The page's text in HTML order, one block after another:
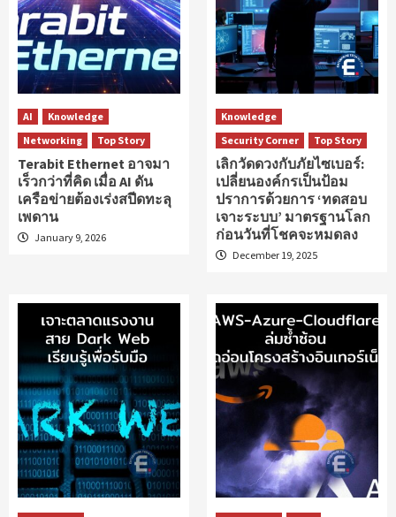
AI
Knowledge
Networking
Top Story
Terabit Ethernet อาจมา
เร็วกว่าที่คิด เมื่อ AI ดัน
เครือข่ายต้องเร่งสปีดทะลุ
เพดาน
January 9, 2026
Knowledge
Security Corner
Top Story
เลิกวัดดวงกับภัยไซเบอร์:
เปลี่ยนองค์กรเป็นป้อม
ปราการด้วยการ ‘ทดสอบ
เจาะระบบ’ มาตรฐานโลก
ก่อนวันที่โชคจะหมดลง
December 19, 2025